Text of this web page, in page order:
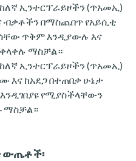
ኢንተርፕራይዞችን (ጥአመኢ)
ብቃቶችን በማስጨበጥ የአይሲቲ
ጥቅም እንዲያውሉ እና
ማስቻል።
ኢንተርፕራይዞችን (ጥአመኢ)
እና ከአደጋ በተጠበቃ ሁኔታ
የሚያስችላቸውን
ማስቻል።
ውጤቶች፡